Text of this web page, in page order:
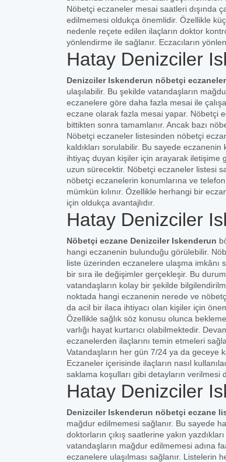
Nöbetçi eczaneler mesai saatleri dışında
edilmemesi oldukça önemlidir. Özellikle
nedenle reçete edilen ilaçların doktor
yönlendirme ile sağlanır. Eczacıların
Hatay Denizciler
Denizciler Iskenderun nöbetçi eczaneler
ulaşılabilir. Bu şekilde vatandaşların
eczanelere göre daha fazla mesai ile
eczane olarak fazla mesai yapar. Nöbetçi
bittikten sonra tamamlanır. Ancak bazı
Nöbetçi eczaneler listesinden nöbetçi
kaldıkları sorulabilir. Bu sayede
ihtiyaç duyan kişiler için arayarak iletişime
uzun sürecektir. Nöbetçi eczaneler listesi
nöbetçi eczanelerin konumlarına ve
mümkün kılınır. Özellikle herhangi bir
için oldukça avantajlıdır.
Hatay Denizciler
Nöbetçi eczane Denizciler Iskenderun
hangi eczanenin bulunduğu görülebilir.
liste üzerinden eczanelere ulaşma imkânı
bir sıra ile değişimler gerçekleşir. Bu
vatandaşların kolay bir şekilde
noktada hangi eczanenin nerede ve
da acil bir ilaca ihtiyacı olan kişiler için
Özellikle sağlık söz konusu olunca
varlığı hayat kurtarıcı olabilmektedir.
eczanelerden ilaçlarını temin etmeleri
Vatandaşların her gün 7/24 ya da geceye
Eczaneler içerisinde ilaçların nasıl
saklama koşulları gibi detayların verilmesi
Hatay Denizciler
Denizciler Iskenderun nöbetçi eczane
mağdur edilmemesi sağlanır. Bu sayede
doktorların çıkış saatlerine yakın
vatandaşların mağdur edilmemesi adına
eczanelere ulaşılması sağlanır.